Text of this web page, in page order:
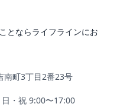
とならライフラインにお
南町3丁目2番23号
・祝 9:00〜17:00